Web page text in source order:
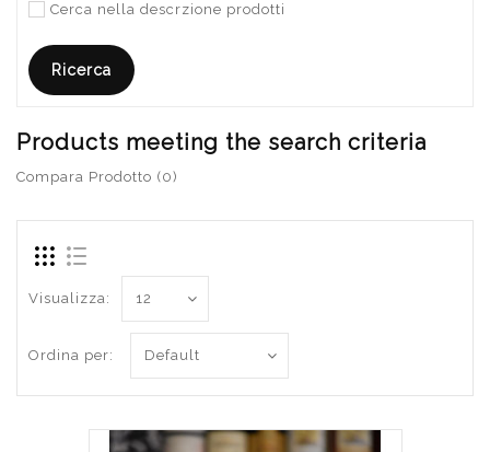
Cerca nella descrzione prodotti
Products meeting the search criteria
Compara Prodotto (0)
Visualizza:
Ordina per: